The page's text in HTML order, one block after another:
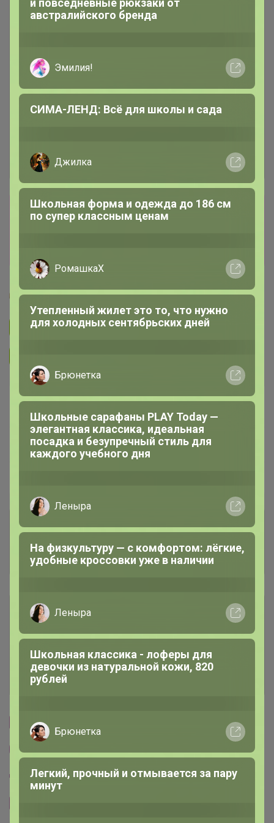
Сбор заказов в данной закупке
завершен
Glamkat
Подписаться на закупку 652
В архиве Собрано
Ожидание ~ 14 дней
Комментарии к лотам
Отзывы участников
Условия участия
Ключевые даты
История проведённых выкупов
Cтраничка организатора
Пристрой организатора Glamkat
австралийского бренда
Эмилия!
СИМА-ЛЕНД: Всё для школы и сада
Джилка
Школьная форма и одежда до 186 см
по супер классным ценам
РомашкаХ
Утепленный жилет это то, что нужно
для холодных сентябрьских дней
Брюнетка
Школьные сарафаны PLAY Today —
элегантная классика, идеальная
посадка и безупречный стиль для
каждого учебного дня
Леныра
На физкультуру — с комфортом: лёгкие,
удобные кроссовки уже в наличии
Леныра
Школьная классика - лоферы для
девочки из натуральной кожи, 820
рублей
Брюнетка
Легкий, прочный и отмывается за пару
минут